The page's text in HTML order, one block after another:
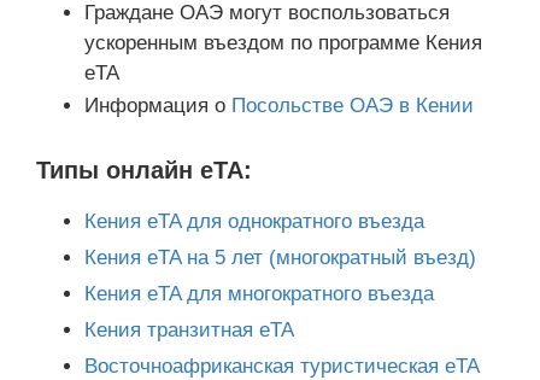
Граждане ОАЭ могут воспользоваться
ускоренным въездом по программе Кения
eTA
Информация о Посольстве ОАЭ в Кении
Типы онлайн eTA:
Кения eTA для однократного въезда
Кения eTA на 5 лет (многократный въезд)
Кения eTA для многократного въезда
Кения транзитная eTA
Восточноафриканская туристическая eTA